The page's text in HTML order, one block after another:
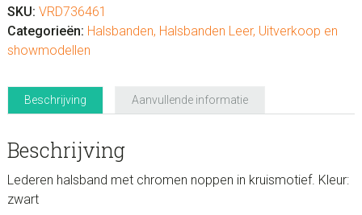
SKU: VRD736461
Categorieën: Halsbanden, Halsbanden Leer, Uitverkoop en
showmodellen
Beschrijving Aanvullende informatie
Beschrijving
Lederen halsband met chromen noppen in kruismotief. Kleur:
zwart